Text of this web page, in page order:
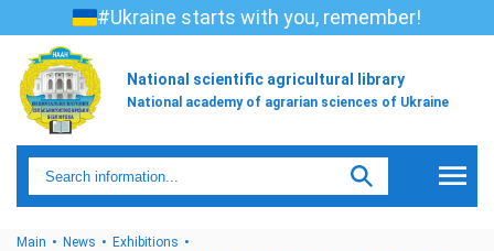
#Ukraine starts with you, remember!
National scientific agricultural library
National academy of agrarian sciences of Ukraine
Main News
Exhibitions